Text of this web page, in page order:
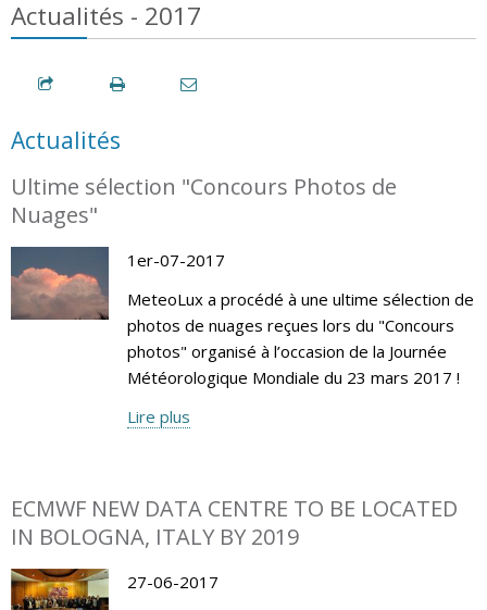
Actualités - 2017
Actualités
Ultime sélection "Concours Photos de
Nuages"
1er-07-2017
MeteoLux a procédé à une ultime sélection de
photos de nuages reçues lors du "Concours
photos" organisé à l’occasion de la Journée
Météorologique Mondiale du 23 mars 2017 !
Lire plus
ECMWF NEW DATA CENTRE TO BE LOCATED
IN BOLOGNA, ITALY BY 2019
27-06-2017